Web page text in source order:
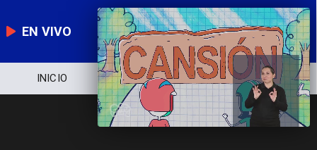
EN VIVO
INICIO NOTICIERO POLÍTICA